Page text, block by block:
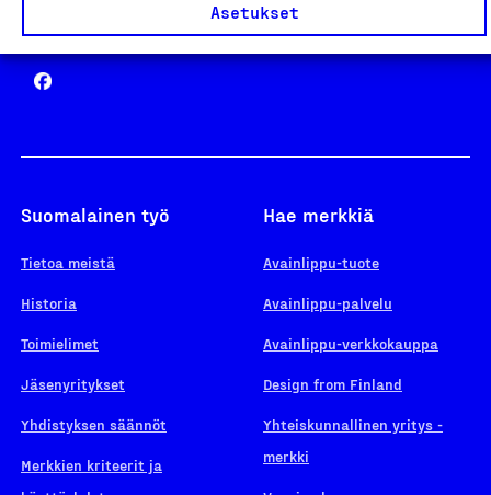
Asetukset
Yhteiskunnallinen Yritys -merkki
Suomalainen työ
Tietoa meistä
Historia
Toimielimet
Jäsenyritykset
Yhdistyksen säännöt
Merkkien kriteerit ja
Hae merkkiä
Avainlippu-tuote
Avainlippu-palvelu
Avainlippu-verkkokauppa
Design from Finland
Yhteiskunnallinen yritys -
merkki